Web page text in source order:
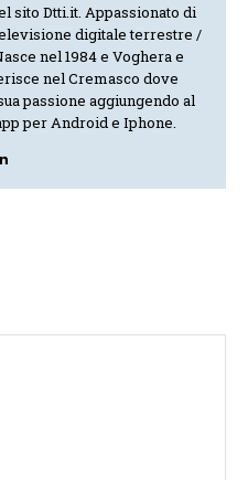
sito Dtti.it. Appassionato di
digitale terrestre /
nel 1984 e Voghera e
nel Cremasco dove
passione aggiungendo al
per Android e Iphone.